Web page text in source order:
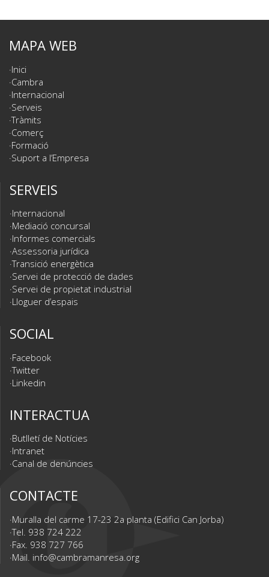
MAPA WEB
Inici
Cambra
Internacional
Serveis
Tràmits
Comerç
Formació
Suport a l’Empresa
SERVEIS
Internacional
Mediació concursal
Informes comercials
Assessoria jurídica
Transició energètica
Servei de protecció de dades
Servei de propietat industrial
Lloguer d’espais
SOCIAL
Facebook
Twitter
Linkedin
INTERACTUA
Butlletí de Notícies
Intranet
Canal de denúncies
CONTACTE
Muralla del carme 17-23 2a planta (Edifici Can Jorba)
Tel. 938 724 222
Fax. 938 727 766
Mail. info@cambramanresa.org